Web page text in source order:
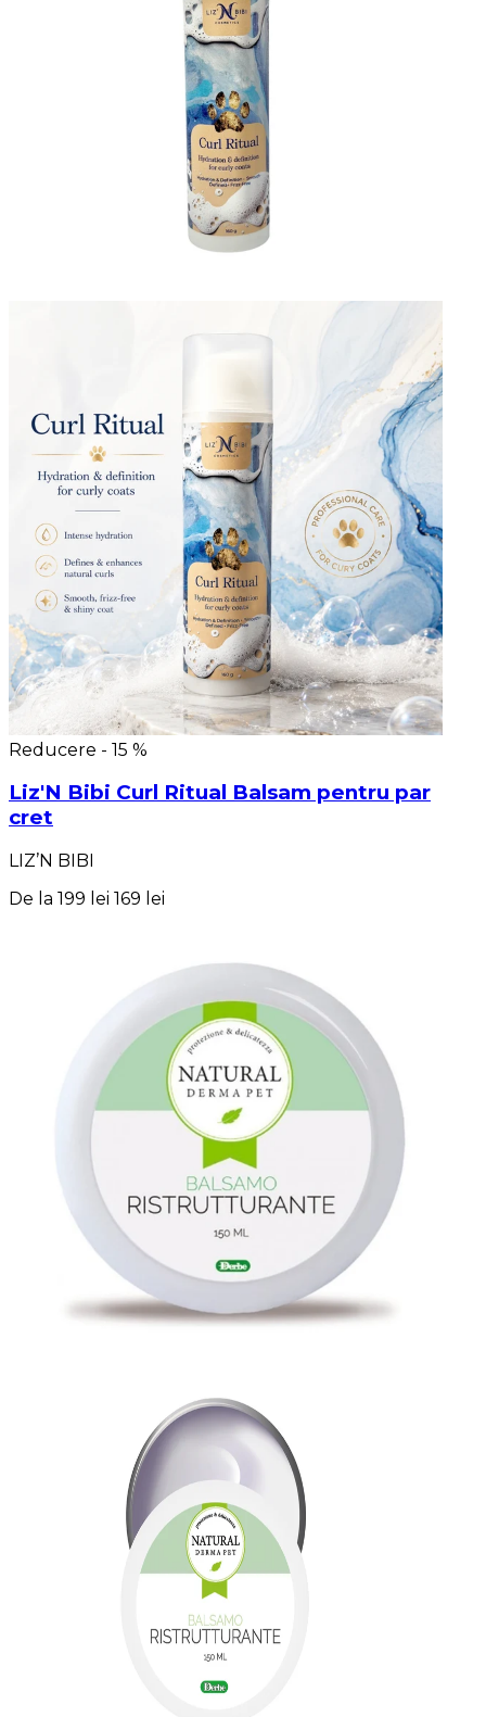
Reducere - 15 %
Liz'N Bibi Curl Ritual Balsam pentru par
cret
LIZ’N BIBI
De la 199 lei 169 lei